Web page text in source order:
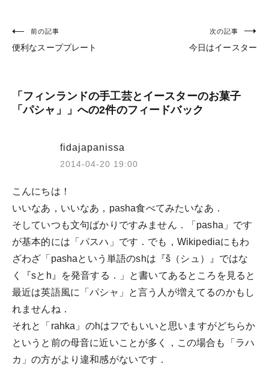
投
稿
ビ
ゲ
ン
前の記事
便利なスーププレート
次の記事
今日はイースター
「 フィンランドの手工芸とイースターのお菓子
「パシャ」
」への2件のフィードバック
fidajapanissa
2014-04-20 19:00
こんにちは！
いいなあ，いいなあ，pasha食べてみたいなあ．
そしていつも文句ばかりですみません．「pasha」です
が基本的には「パスハ」です．でも，Wikipediaにもわ
ざわざ「pashaという単語のshは『š（シュ）』ではな
く『sとh』を発音する．」と書いてあるところを見ると
最近は英語風に「パシャ」と言う人が増えてるのかもし
れませんね．
それと「rahka」のhはフでもいいと思いますがどちらか
というと前の母音に近いことが多く，この場合も「ラハ
カ」の方がより違和感がないです．